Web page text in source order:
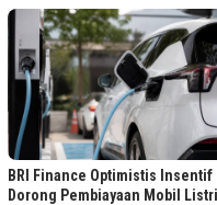
BRI Finance Optimistis Insentif
Dorong Pembiayaan Mobil